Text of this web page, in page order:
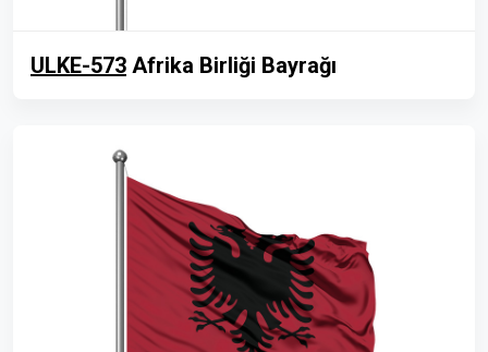
ULKE-573 Afrika Birliği Bayrağı